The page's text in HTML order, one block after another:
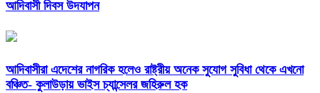
আদিবাসী দিবস উদযাপন
আদিবাসীরা এদেশের নাগরিক হলেও রাষ্ট্রীয় অনেক সুযোগ সুবিধা থেকে এখনো
বঞ্চিত- কুলাউড়ায় ভাইস চ্যান্সেলর জহিরুল হক